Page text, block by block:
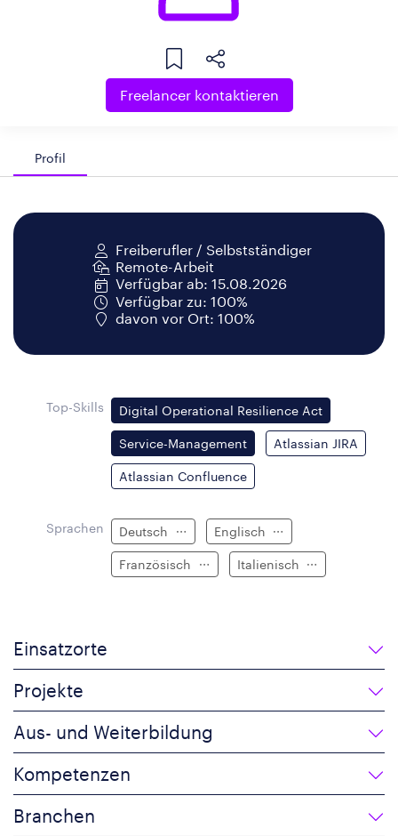
Freelancer kontaktieren
Profil
Freiberufler / Selbstständiger
Remote-Arbeit
Verfügbar ab: 15.08.2026
Verfügbar zu: 100%
davon vor Ort: 100%
Top-Skills Digital Operational Resilience Act
Service-Management Atlassian JIRA
Atlassian Confluence
Sprachen Deutsch Englisch
Französisch Italienisch
Einsatzorte
Projekte
Aus- und Weiterbildung
Kompetenzen
Branchen